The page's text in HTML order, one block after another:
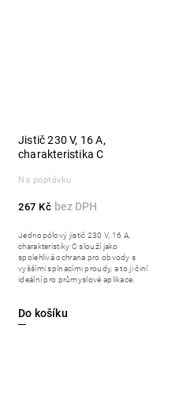
Jistič 230 V, 16 A,
charakteristika C
Na poptávku
267 Kč
Do košíku
Jednopólový jistič 230 V, 16 A,
charakteristiky C slouží jako
spolehlivá ochrana pro obvody s
vyššími spínacími proudy, a to ji činí
ideální pro průmyslové aplikace.